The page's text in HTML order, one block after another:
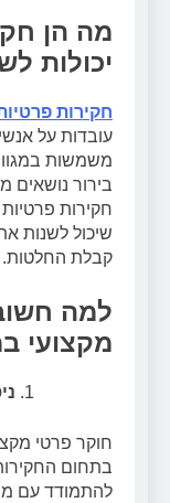
מה הן
יכולות
חקירות
עובדות על
משמשות
בירור נושאים
חקירות
שיכול לשנות
קבלת החלטות.
למה
מקצועי
חוקר פרטי
בתחום
להתמודד עם